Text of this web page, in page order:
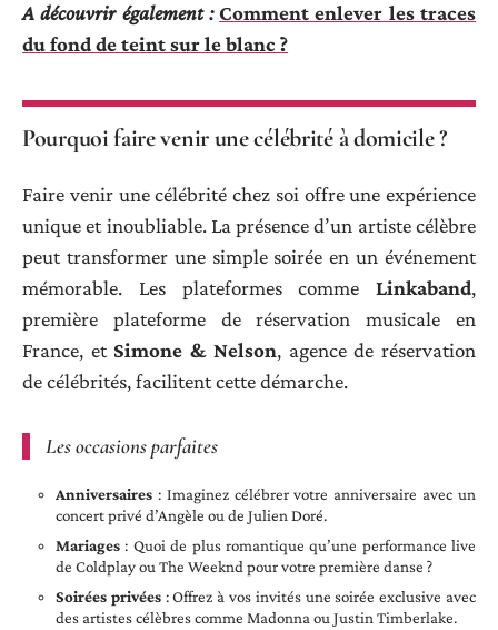
A découvrir également : Comment enlever les traces
du fond de teint sur le blanc ?
Pourquoi faire venir une célébrité à domicile ?
Faire venir une célébrité chez soi offre une expérience
unique et inoubliable. La présence d’un artiste célèbre
peut transformer une simple soirée en un événement
mémorable. Les plateformes comme Linkaband,
première plateforme de réservation musicale en
France, et Simone & Nelson, agence de réservation
de célébrités, facilitent cette démarche.
Les occasions parfaites
Anniversaires : Imaginez célébrer votre anniversaire avec un
concert privé d’Angèle ou de Julien Doré.
Mariages : Quoi de plus romantique qu’une performance live
de Coldplay ou The Weeknd pour votre première danse ?
Soirées privées: Offrez à vos invités une soirée exclusive avec
des artistes célèbres comme Madonna ou Justin Timberlake.